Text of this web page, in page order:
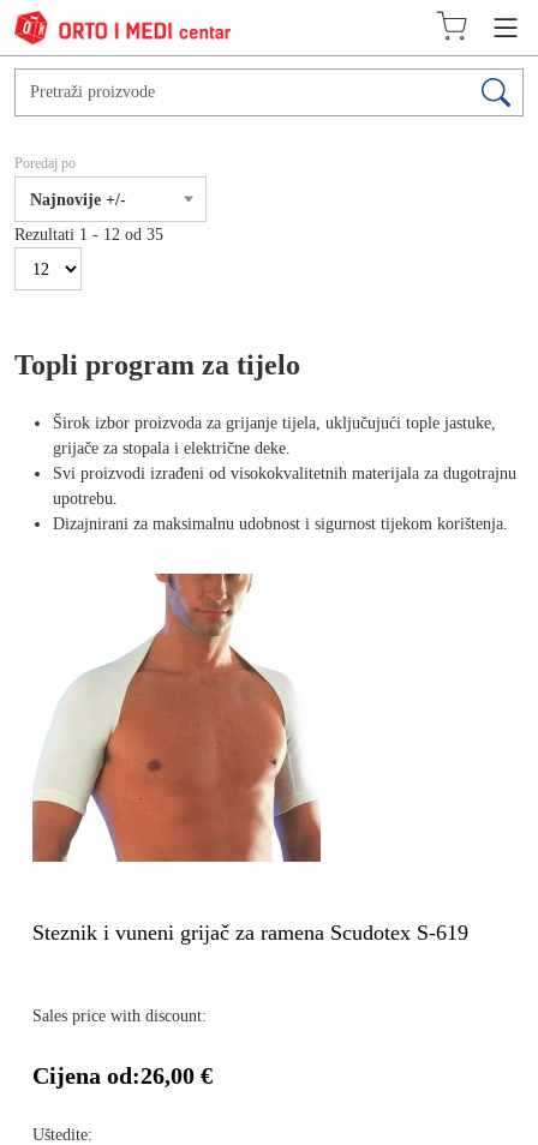
Poredaj po
Najnovije +/-
Rezultati 1 - 12 od 35
Topli program za tijelo
Širok izbor proizvoda za grijanje tijela, uključujući tople jastuke,
grijače za stopala i električne deke.
Svi proizvodi izrađeni od visokokvalitetnih materijala za dugotrajnu
upotrebu.
Dizajnirani za maksimalnu udobnost i sigurnost tijekom korištenja.
Steznik i vuneni grijač za ramena Scudotex S-619
Sales price with discount:
Cijena od:26,00 €
Uštedite: